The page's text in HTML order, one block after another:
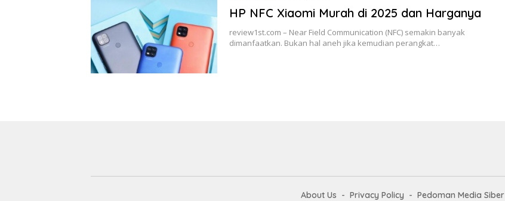
HP NFC Xiaomi Murah di 2025 dan Harganya
review1st.com – Near Field Communication (NFC) semakin banyak
dimanfaatkan. Bukan hal aneh jika kemudian perangkat…
About Us Privacy Policy Pedoman Media Siber